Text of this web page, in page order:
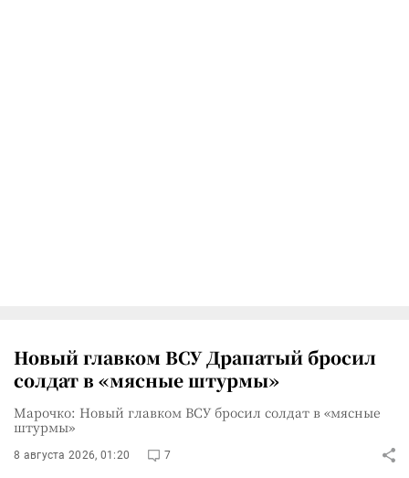
Новый главком ВСУ Драпатый бросил
солдат в «мясные штурмы»
Марочко: Новый главком ВСУ бросил солдат в «мясные
штурмы»
8 августа 2026, 01:20 7